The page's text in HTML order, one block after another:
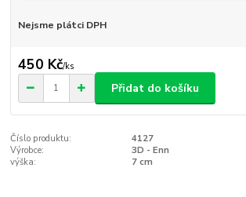
Nejsme plátci DPH
450 Kč/ks
Přidat do košíku
Číslo produktu:
4127
Výrobce:
3D - Enn
výška:
7 cm